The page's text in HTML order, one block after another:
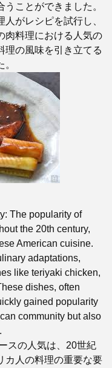
ことができました。
がレシピを試行し、
肉料理における人気の
理の風味を引き立てる
The popularity of
the 20th century,
American cuisine.
adaptations,
like teriyaki chicken,
dishes, often
gained popularity
community but also
スの人気は、20世紀
カ人の料理の重要な要